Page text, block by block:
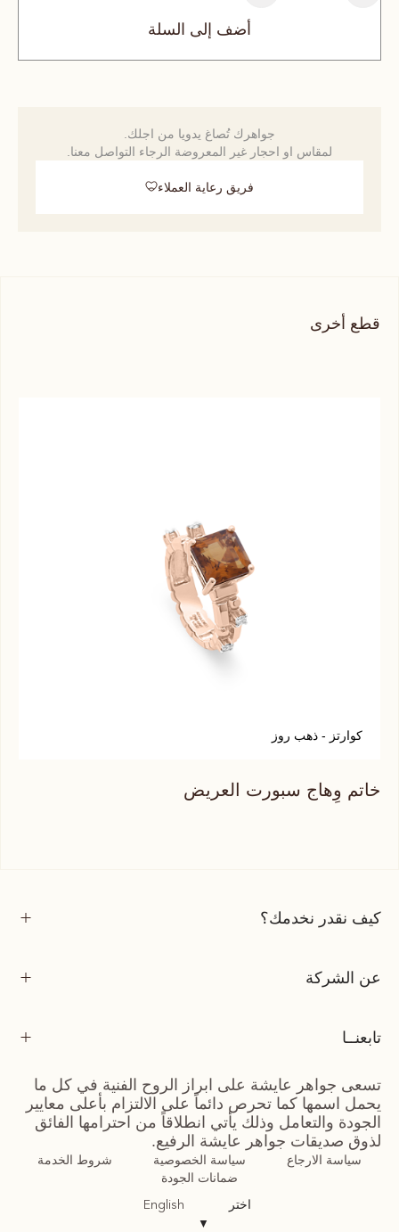
أضف إلى السلة
جواهرك تُصاغ يدويا من اجلك.
لمقاس او احجار غير المعروضة الرجاء التواصل معنا.
فريق رعاية العملاء
قطع أخرى
كوارتز - ذهب روز
خاتم وِهاج سبورت العريض
كيف نقدر نخدمك؟
عن الشركة
تابعنــا
تسعى جواهر عايشة على ابراز الروح الفنية في كل ما
يحمل اسمها كما تحرص دائماً على الالتزام بأعلى معايير
الجودة والتعامل وذلك يأتي انطلاقاً من احترامها الفائق
لذوق صديقات جواهر عايشة الرفيع.
سياسة الارجاع سياسة الخصوصية
شروط الخدمة
ضمانات الجودة
اختر
▼
English